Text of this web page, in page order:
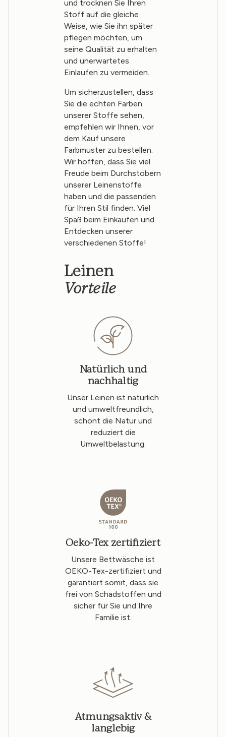
und trocknen Sie Ihren
Stoff auf die gleiche
Weise, wie Sie ihn später
pflegen möchten, um
seine Qualität zu erhalten
und unerwartetes
Einlaufen zu vermeiden.
Um sicherzustellen, dass
Sie die echten Farben
unserer Stoffe sehen,
empfehlen wir Ihnen, vor
dem Kauf unsere
Farbmuster zu bestellen.
Wir hoffen, dass Sie viel
Freude beim Durchstöbern
unserer Leinenstoffe
haben und die passenden
für Ihren Stil finden. Viel
Spaß beim Einkaufen und
Entdecken unserer
verschiedenen Stoffe!
Leinen
Vorteile
Natürlich und
nachhaltig
Unser Leinen ist natürlich
und umweltfreundlich,
schont die Natur und
reduziert die
Umweltbelastung.
Oeko-Tex zertifiziert
Unsere Bettwäsche ist
OEKO-Tex-zertifiziert und
garantiert somit, dass sie
frei von Schadstoffen und
sicher für Sie und Ihre
Familie ist.
Atmungsaktiv &
langlebig